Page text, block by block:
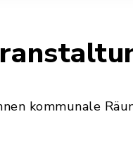
kommunale